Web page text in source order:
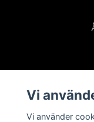
Vi
Vi använder